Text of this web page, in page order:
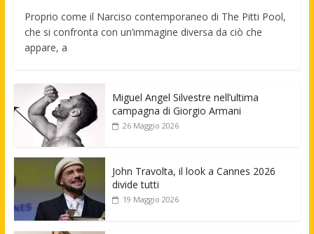
Proprio come il Narciso contemporaneo di The Pitti Pool,
che si confronta con un’immagine diversa da ciò che
appare, a
Miguel Angel Silvestre nell’ultima
campagna di Giorgio Armani
26 Maggio 2026
John Travolta, il look a Cannes 2026
divide tutti
19 Maggio 2026